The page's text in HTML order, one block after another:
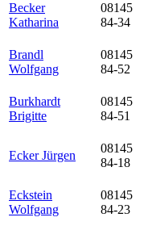
Becker
Katharina
08145
84-34
Brandl
Wolfgang
08145
84-52
Burkhardt
Brigitte
08145
84-51
Ecker Jürgen
08145
84-18
Eckstein
Wolfgang
08145
84-23